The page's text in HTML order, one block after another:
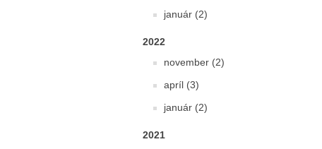
január (2)
2022
november (2)
apríl (3)
január (2)
2021